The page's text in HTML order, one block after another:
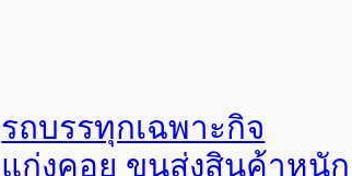
รถบรรทุกเฉพาะกิจ